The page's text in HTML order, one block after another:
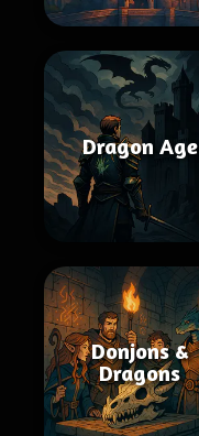
Dragon Age
Donjons &
Dragons